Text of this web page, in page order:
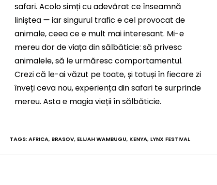
safari. Acolo simți cu adevărat ce înseamnă
liniștea — iar singurul trafic e cel provocat de
animale, ceea ce e mult mai interesant. Mi-e
mereu dor de viața din sălbăticie: să privesc
animalele, să le urmăresc comportamentul.
Crezi că le-ai văzut pe toate, și totuși în fiecare zi
înveți ceva nou, experiența din safari te surprinde
mereu. Asta e magia vieții în sălbăticie.
TAGS:AFRICA, BRASOV, ELIJAH WAMBUGU, KENYA, LYNX FESTIVAL